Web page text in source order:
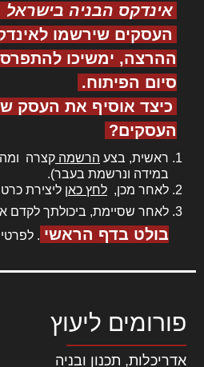
אינדקס הבניה בישראל
העסקים שירשמו
ההרצה, ימשיכו
סיום הפיתוח.
כיצד אוסיף את העסק
העסקים?
ראשית, בצע הרשמה קצרה
במידה ונרשמת בעבר).
לאחר מכן, לחץ כאן ליצירת
לאחר שסיימת, ביכולתך לקדם
בולט בדף הראשי .
פורומים ליעוץ
אדריכלות, תכנון ובניה